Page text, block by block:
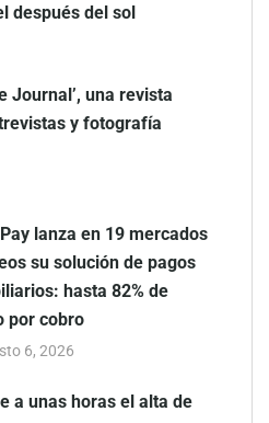
después del sol
Journal’, una revista
y fotografía
lanza en 19 mercados
su solución de pagos
hasta 82% de
por cobro
6, 2026
a unas horas el alta de